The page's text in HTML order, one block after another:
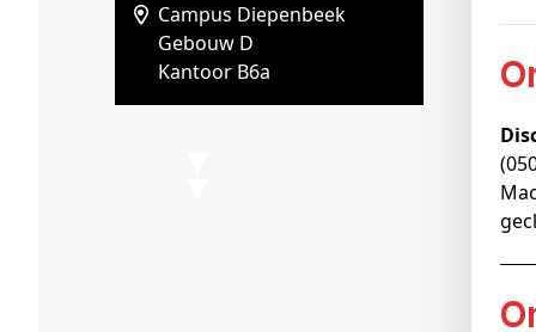
Campus Diepenbeek
Gebouw D
Kantoor B6a